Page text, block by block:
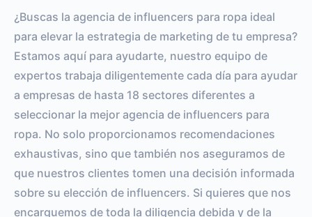
¿Buscas la agencia de influencers para ropa ideal
para elevar la estrategia de marketing de tu empresa?
Estamos aquí para ayudarte, nuestro equipo de
expertos trabaja diligentemente cada día para ayudar
a empresas de hasta 18 sectores diferentes a
seleccionar la mejor agencia de influencers para
ropa. No solo proporcionamos recomendaciones
exhaustivas, sino que también nos aseguramos de
que nuestros clientes tomen una decisión informada
sobre su elección de influencers. Si quieres que nos
encarguemos de toda la diligencia debida y de la